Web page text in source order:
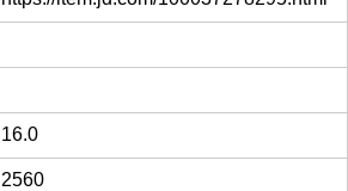
16.0
2560